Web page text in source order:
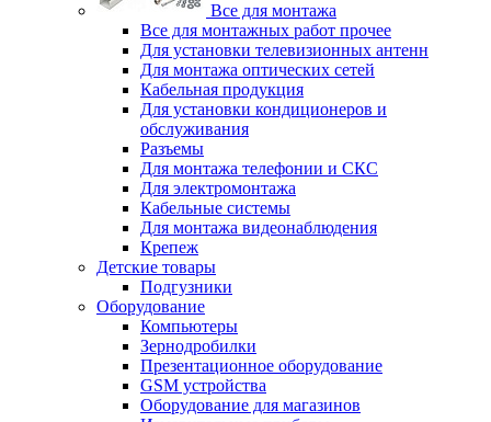
Все для монтажа
Все для монтажных работ прочее
Для установки телевизионных антенн
Для монтажа оптических сетей
Кабельная продукция
Для установки кондиционеров и
обслуживания
Разъемы
Для монтажа телефонии и СКС
Для электромонтажа
Кабельные системы
Для монтажа видеонаблюдения
Крепеж
Детские товары
Подгузники
Оборудование
Компьютеры
Зернодробилки
Презентационное оборудование
GSM устройства
Оборудование для магазинов